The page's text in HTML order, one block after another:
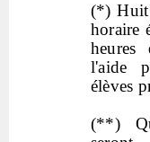
(*) Huit
horaire
heures
l'aide
élèves
(**)